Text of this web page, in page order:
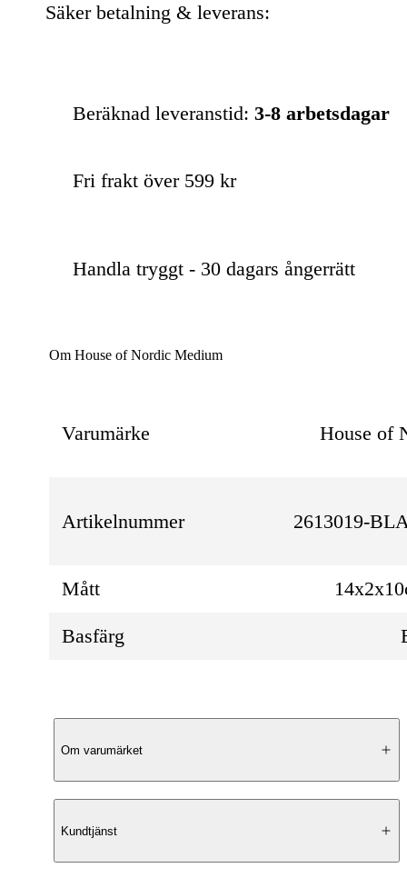
Säker betalning & leverans:
Beräknad leveranstid: 3-8 arbetsdagar
Fri frakt över 599 kr
Handla tryggt - 30 dagars ångerrätt
Om House of Nordic Medium
Varumärke House of
Artikelnummer 2613019-
Mått
Basfärg
Produktbeskrivning
Elegant Design
Om varumärket
Kundtjänst